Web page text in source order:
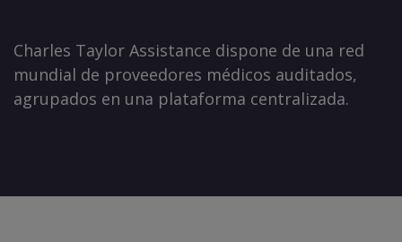
Charles Taylor Assistance dispone de una red
mundial de proveedores médicos auditados,
agrupados en una plataforma centralizada.